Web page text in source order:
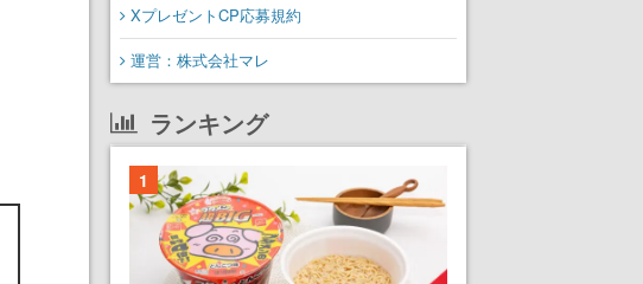
XプレゼントCP応募規約
運営：株式会社マレ
ランキング
1